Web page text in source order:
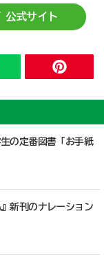
公式サイト
の定番図書「お手紙
新刊のナレーション